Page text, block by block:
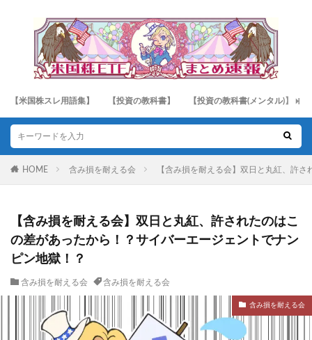
【米国株スレ用語集】 【投資の教科書】 【投資の教科書(メンタル)】
HOME 含み損を耐える会 【含み損を耐える会】双日と丸紅、許
【含み損を耐える会】双日と丸紅、許されたのはこ
の差があったから！？サイバーエージェントでナン
ピン地獄！？
含み損を耐える会 含み損を耐える会
含み損を耐える会